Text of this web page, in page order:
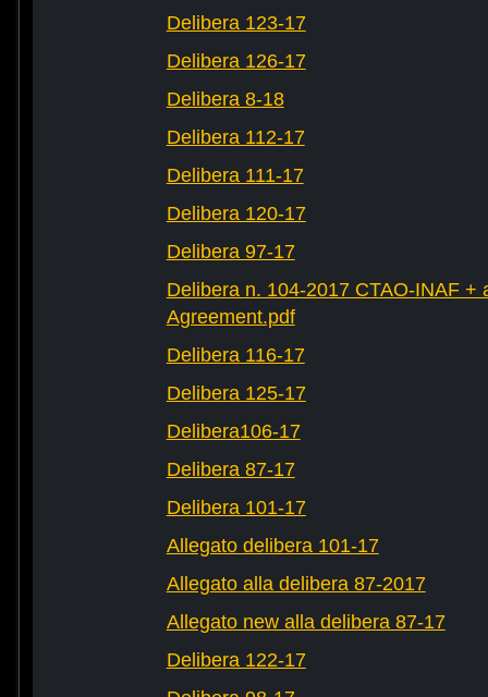
Delibera 123-17
Delibera 126-17
Delibera 8-18
Delibera 112-17
Delibera 111-17
Delibera 120-17
Delibera 97-17
Delibera n. 104-2017 CTAO-INAF +
Agreement.pdf
Delibera 116-17
Delibera 125-17
Delibera106-17
Delibera 87-17
Delibera 101-17
Allegato delibera 101-17
Allegato alla delibera 87-2017
Allegato new alla delibera 87-17
Delibera 122-17